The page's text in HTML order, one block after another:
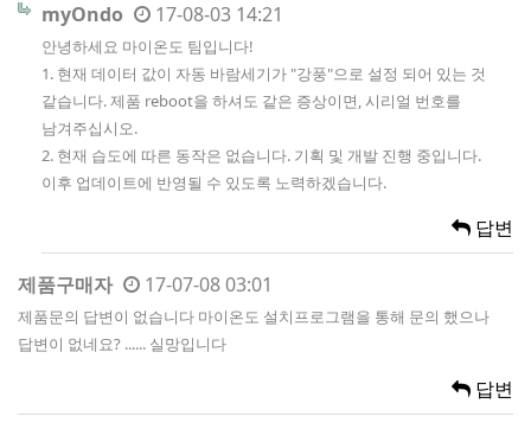
myOndo 17-08-03 14:21
안녕하세요 마이온도 팀입니다!
1. 현재 데이터 값이 자동 바람세기가 "강풍"으로 설정 되어 있는 것
같습니다. 제품 reboot을 하셔도 같은 증상이면, 시리얼 번호를
남겨주십시오.
2. 현재 습도에 따른 동작은 없습니다. 기획 및 개발 진행 중입니다.
이후 업데이트에 반영될 수 있도록 노력하겠습니다.
답변
제품구매자 17-07-08 03:01
제품문의 답변이 없습니다 마이온도 설치프로그램을 통해 문의 했으나
답변이 없네요? ...... 실망입니다
답변